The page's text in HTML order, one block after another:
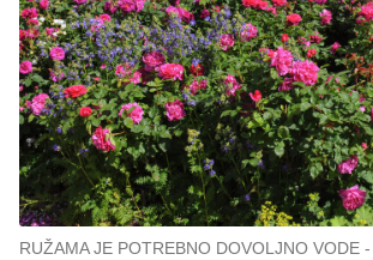
RUŽAMA JE POTREBNO DOVOLJNO VODE